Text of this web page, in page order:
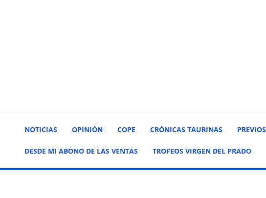
NOTICIAS OPINIÓN COPE CRÓNICAS TAURINAS PREVIOS
DESDE MI ABONO DE LAS VENTAS TROFEOS VIRGEN DEL PRADO